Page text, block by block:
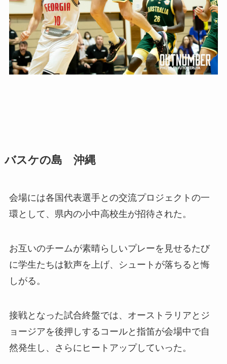
バスケの島 沖縄
会場には各国代表選手との交流プロジェクトの一
環として、県内の小中高校生が招待された。
お互いのチームが素晴らしいプレーを見せるたび
に学生たちは歓声を上げ、シュートが落ちると悔
しがる。
接戦となった試合終盤では、オーストラリアとジ
ョージアを後押しするコールと指笛が会場中で自
然発生し、さらにヒートアップしていった。